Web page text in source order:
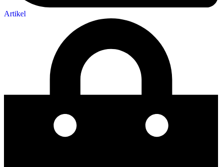
Artikel